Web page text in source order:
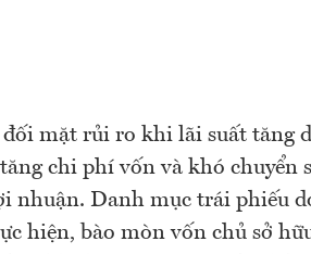
mặt rủi ro khi lãi suất tăng
chi phí vốn và khó chuyển
nhuận. Danh mục trái phiếu
hiện, bào mòn vốn chủ sở